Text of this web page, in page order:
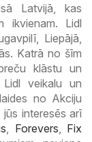
Latvijā, kas
ikvienam. Lidl
Liepājā,
Katrā no šīm
klāstu un
Lidl veikalu un
no Akciju
jūs interesēs arī
Forevers
Fix